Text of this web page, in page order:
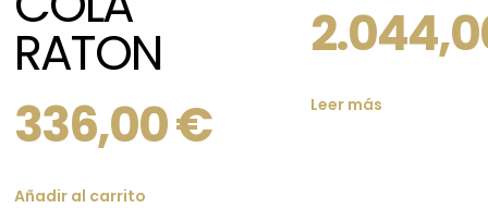
RATON
336,00€
Añadir al carrito
Leer más